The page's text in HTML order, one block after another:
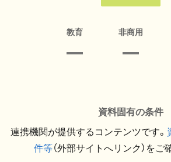
教育 非商用
資料固有の条件
連携機関が提供するコンテンツです。
件等（外部サイトへリンク）をご